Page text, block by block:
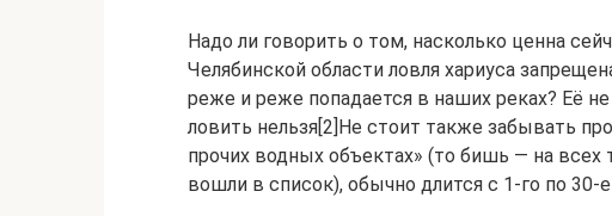
Надо ли говорить о том, насколько ценна
Челябинской области ловля хариуса
реже и реже попадается в наших реках? Её
ловить нельзя[2]Не стоит также забывать
прочих водных объектах» (то бишь — на всех
вошли в список), обычно длится с 1-го по 30-